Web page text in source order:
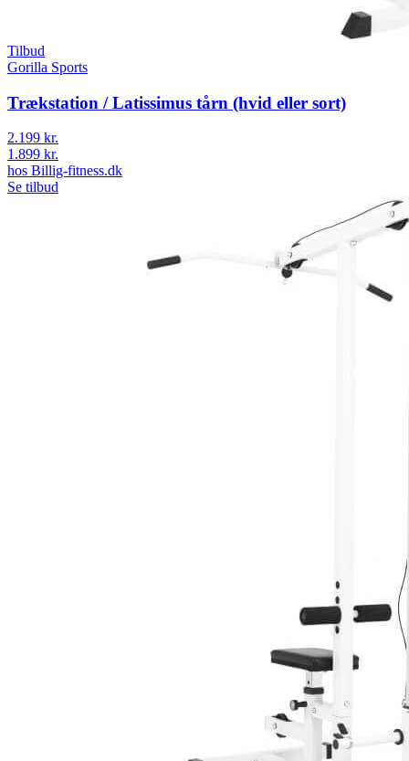
Tilbud
Gorilla Sports
Trækstation / Latissimus tårn (hvid eller sort)
2.199 kr.
1.899 kr.
hos Billig-fitness.dk
Se tilbud